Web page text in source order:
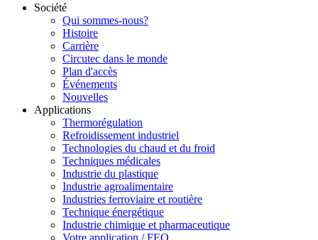
Société
Qui sommes-nous?
Histoire
Carrière
Circutec dans le monde
Plan d'accès
Événements
Nouvelles
Applications
Thermorégulation
Refroidissement industriel
Technologies du chaud et du froid
Techniques médicales
Industrie du plastique
Industrie agroalimentaire
Industries ferroviaire et routière
Technique énergétique
Industrie chimique et pharmaceutique
Votre application / FEO